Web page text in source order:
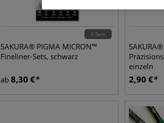
5 Sets
SAKURA® PIGMA MICRON™
Fineliner-Sets, schwarz
ab 8,30 €
einzeln
2,90 €